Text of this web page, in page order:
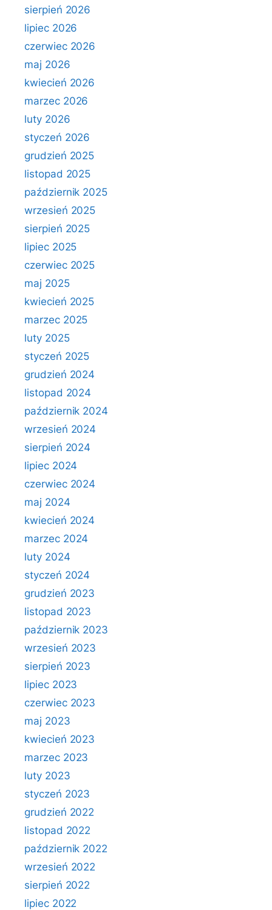
sierpień 2026
lipiec 2026
czerwiec 2026
maj 2026
kwiecień 2026
marzec 2026
luty 2026
styczeń 2026
grudzień 2025
listopad 2025
październik 2025
wrzesień 2025
sierpień 2025
lipiec 2025
czerwiec 2025
maj 2025
kwiecień 2025
marzec 2025
luty 2025
styczeń 2025
grudzień 2024
listopad 2024
październik 2024
wrzesień 2024
sierpień 2024
lipiec 2024
czerwiec 2024
maj 2024
kwiecień 2024
marzec 2024
luty 2024
styczeń 2024
grudzień 2023
listopad 2023
październik 2023
wrzesień 2023
sierpień 2023
lipiec 2023
czerwiec 2023
maj 2023
kwiecień 2023
marzec 2023
luty 2023
styczeń 2023
grudzień 2022
listopad 2022
październik 2022
wrzesień 2022
sierpień 2022
lipiec 2022